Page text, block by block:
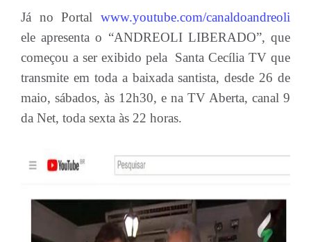
Já no Portal www.youtube.com/canaldoandreoli
ele apresenta o “ANDREOLI LIBERADO”, que
começou a ser exibido pela Santa Cecília TV que
transmite em toda a baixada santista, desde 26 de
maio, sábados, às 12h30, e na TV Aberta, canal 9
da Net, toda sexta às 22 horas.